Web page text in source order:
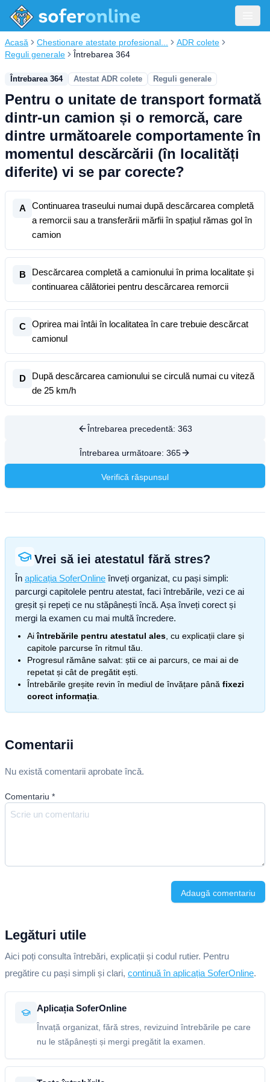
Acasă Chestionare atestate profesional...
ADR colete
Reguli generale
Întrebarea 364
Întrebarea 364 Atestat ADR colete Reguli generale
Pentru o unitate de transport formată
dintr-un camion și o remorcă, care
dintre următoarele comportamente în
momentul descărcării (în localități
diferite) vi se par corecte?
A
Continuarea traseului numai după descărcarea completă
a remorcii sau a transferării mărfii în spațiul rămas gol în
camion
B
Descărcarea completă a camionului în prima localitate și
continuarea călătoriei pentru descărcarea remorcii
C
Oprirea mai întâi în localitatea în care trebuie descărcat
camionul
D
După descărcarea camionului se circulă numai cu viteză
de 25 km/h
Întrebarea precedentă: 363
Întrebarea următoare: 365
Verifică răspunsul
Vrei să iei atestatul fără stres?
În aplicația SoferOnline înveți organizat, cu pași simpli:
parcurgi capitolele pentru atestat, faci întrebările, vezi ce ai
greșit și repeți ce nu stăpânești încă. Așa înveți corect și
mergi la examen cu mai multă încredere.
Aiîntrebările pentru atestatul ales , cu explicații clare și
capitole parcurse în ritmul tău.
Progresul rămâne salvat: știi ce ai parcurs, ce mai ai de
repetat și cât de pregătit ești.
Întrebările greșite revin în mediul de învățare până fixezi
corect informația
Comentarii
Nu există comentarii aprobate încă.
Comentariu *
Adaugă comentariu
Legături utile
Aici poți consulta întrebări, explicații și codul rutier. Pentru
pregătire cu pași simpli și clari, continuă în aplicația SoferOnline.
Aplicația SoferOnline
Învață organizat, fără stres, revizuind întrebările pe care
nu le stăpânești și mergi pregătit la examen.